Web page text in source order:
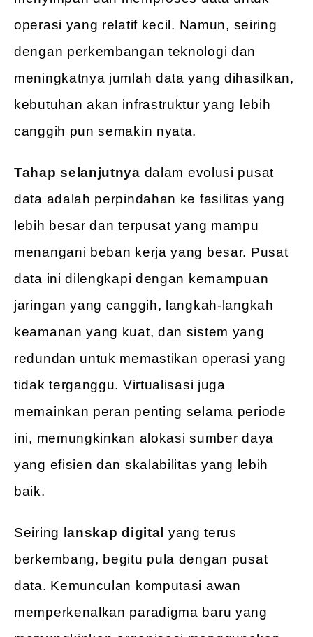
operasi yang relatif kecil. Namun, seiring
dengan perkembangan teknologi dan
meningkatnya jumlah data yang dihasilkan,
kebutuhan akan infrastruktur yang lebih
canggih pun semakin nyata.
Tahap selanjutnya dalam evolusi pusat
data adalah perpindahan ke fasilitas yang
lebih besar dan terpusat yang mampu
menangani beban kerja yang besar. Pusat
data ini dilengkapi dengan kemampuan
jaringan yang canggih, langkah-langkah
keamanan yang kuat, dan sistem yang
redundan untuk memastikan operasi yang
tidak terganggu. Virtualisasi juga
memainkan peran penting selama periode
ini, memungkinkan alokasi sumber daya
yang efisien dan skalabilitas yang lebih
baik.
Seiring lanskap digital yang terus
berkembang, begitu pula dengan pusat
data. Kemunculan komputasi awan
memperkenalkan paradigma baru yang